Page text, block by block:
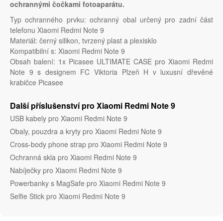
ochrannými čočkami fotoaparátu.
Typ ochranného prvku: ochranný obal určený pro zadní část
telefonu Xiaomi Redmi Note 9
Materiál: černý silikon, tvrzený plast a plexisklo
Kompatibilní s: Xiaomi Redmi Note 9
Obsah balení: 1x Picasee ULTIMATE CASE pro Xiaomi Redmi
Note 9 s designem FC Viktoria Plzeň H v luxusní dřevěné
krabičce Picasee
Další příslušenství pro Xiaomi Redmi Note 9
USB kabely pro Xiaomi Redmi Note 9
Obaly, pouzdra a kryty pro Xiaomi Redmi Note 9
Cross-body phone strap pro Xiaomi Redmi Note 9
Ochranná skla pro Xiaomi Redmi Note 9
Nabíječky pro Xiaomi Redmi Note 9
Powerbanky s MagSafe pro Xiaomi Redmi Note 9
Selfie Stick pro Xiaomi Redmi Note 9